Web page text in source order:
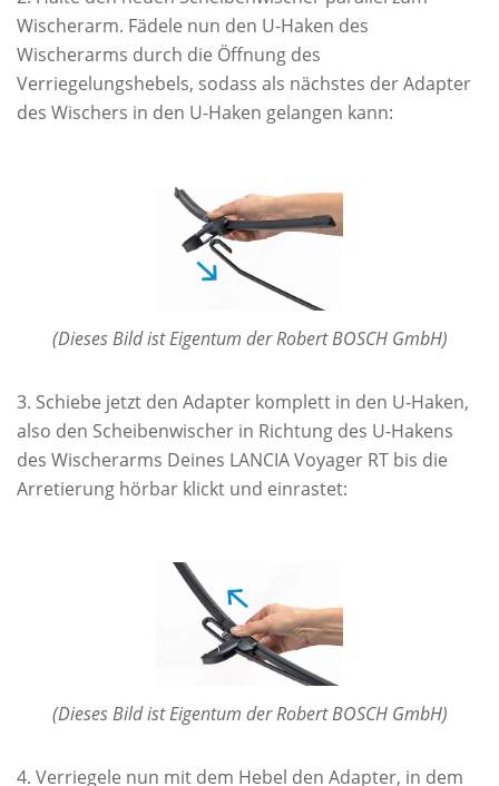
Wischerarm. Fädele nun den U-Haken des
Wischerarms durch die Öffnung des
Verriegelungshebels, sodass als nächstes der Adapter
des Wischers in den U-Haken gelangen kann:
(Dieses Bild ist Eigentum der Robert BOSCH GmbH)
Schiebe jetzt den Adapter komplett in den U-Haken,
also den Scheibenwischer in Richtung des U-Hakens
des Wischerarms Deines LANCIA Voyager RT bis die
Arretierung hörbar klickt und einrastet:
(Dieses Bild ist Eigentum der Robert BOSCH GmbH)
Verriegele nun mit dem Hebel den Adapter, in dem